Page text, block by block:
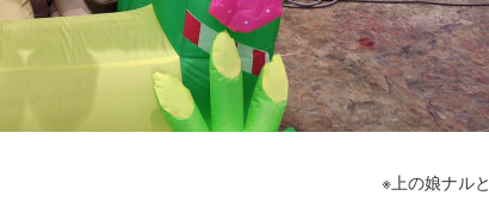
※上の娘ナルと